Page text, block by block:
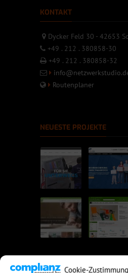
Cookie-
KONTAKT
Dycker Feld 30 - 42653
+49 . 212 . 380858-30
+49 . 212 . 380858-32
Routenplaner
NEUESTE PROJEKTE